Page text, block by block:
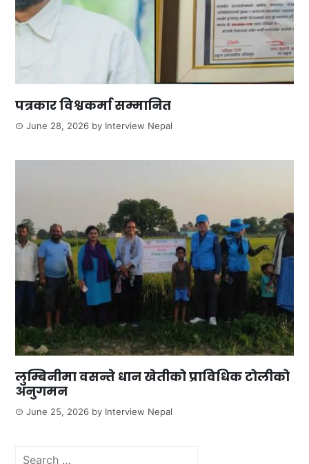
पत्रकार विश्वकर्मा सम्मानित
June 28, 2026 by Interview Nepal
लुम्बिनीमा वसन्ते धान खेतीको प्राविधिक टोलीको
अनुगमन
June 25, 2026 by Interview Nepal
Search